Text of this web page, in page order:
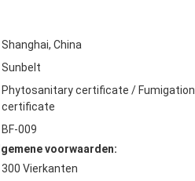
Shanghai, China
Sunbelt
Phytosanitary certificate / Fumigation
certificate
BF-009
voorwaarden:
300 Vierkanten